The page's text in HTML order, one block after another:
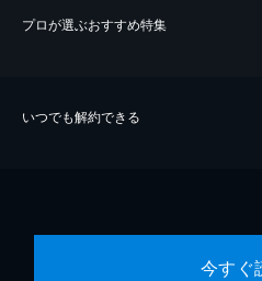
プロが選ぶおすすめ特集
いつでも解約できる
今すぐ